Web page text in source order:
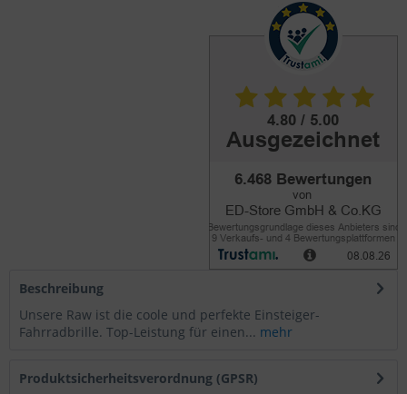
Beschreibung
Unsere Raw ist die coole und perfekte Einsteiger-
Fahrradbrille. Top-Leistung für einen... mehr
Produktsicherheitsverordnung (GPSR)